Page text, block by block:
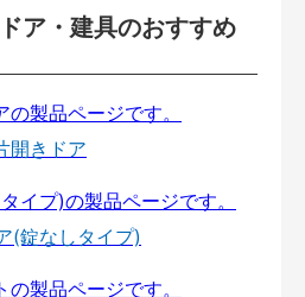
ア・建具のおすすめ
開きドア
(錠なしタイプ)